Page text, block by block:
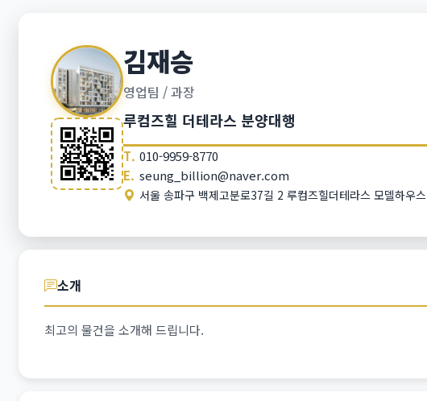
김재승
영업팀 / 과장
루컴즈힐 더테라스 분양대행
T. 010-9959-8770
E. seung_billion@naver.com
서울 송파구 백제고분로37길 2 루컴즈힐더테라스 모델하우스
소개
최고의 물건을 소개해 드립니다.